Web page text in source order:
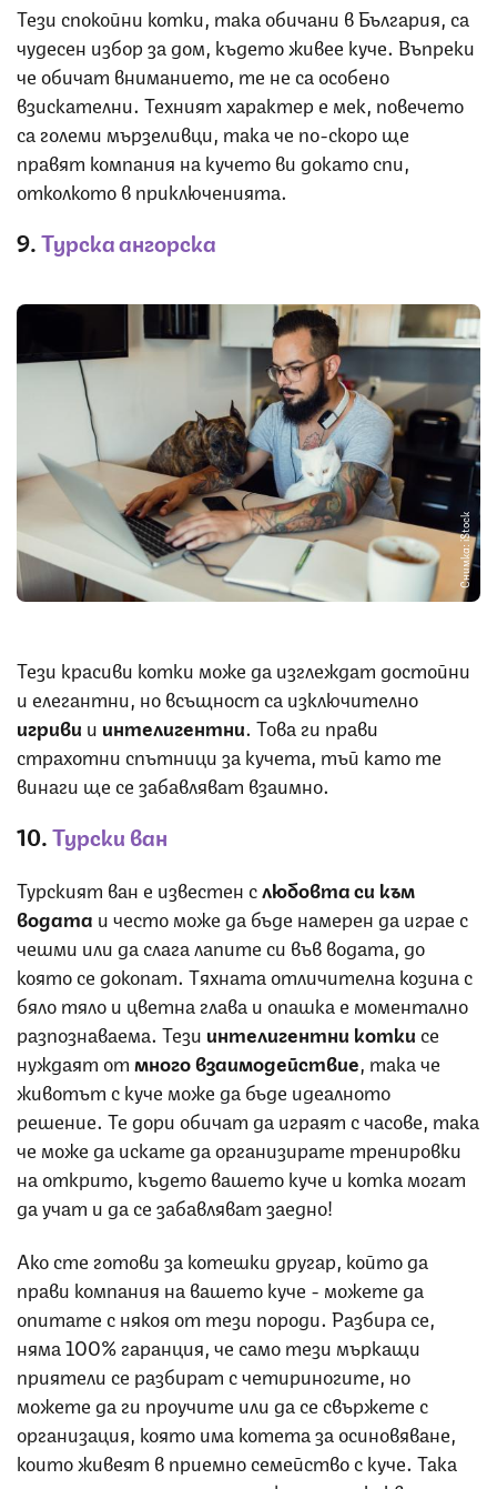
Тези спокойни котки, така обичани в България, са
чудесен избор за дом, където живее куче. Въпреки
че обичат вниманието, те не са особено
взискателни. Техният характер е мек, повечето
са големи мързеливци, така че по-скоро ще
правят компания на кучето ви докато спи,
отколкото в приключенията.
9.Турска ангорска
Снимка: iStock
Тези красиви котки може да изглеждат достойни
и елегантни, но всъщност са изключително
игриви и интелигентни. Това ги прави
страхотни спътници за кучета, тъй като те
винаги ще се забавляват взаимно.
10.Турски ван
Турският ван е известен слюбовта си към
водата и често може да бъде намерен да играе с
чешми или да слага лапите си във водата, до
която се докопат. Тяхната отличителна козина с
бяло тяло и цветна глава и опашка е моментално
разпознаваема. Тези интелигентни коткисе
нуждаят отмного взаимодействие , така че
животът с куче може да бъде идеалното
решение. Те дори обичат да играят с часове, така
че може да искате да организирате тренировки
на открито, където вашето куче и котка могат
да учат и да се забавляват заедно!
Ако сте готови за котешки другар, който да
прави компания на вашето куче - можете да
опитате с някоя от тези породи. Разбира се,
няма 100% гаранция, че само тези мъркащи
приятели се разбират с четириногите, но
можете да ги проучите или да се свържете с
организация, която има котета за осиновяване,
които живеят в приемно семейство с куче. Така